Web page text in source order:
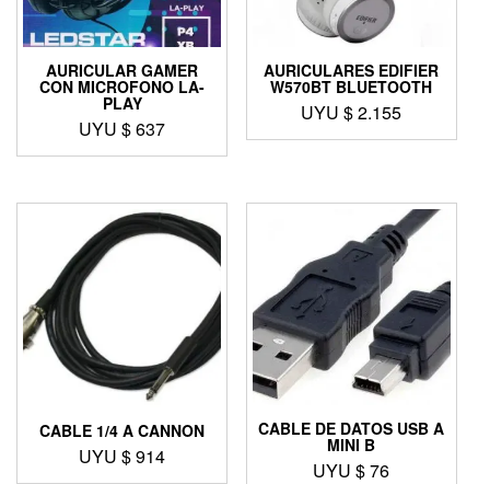
AURICULAR GAMER
CON MICROFONO LA-
PLAY
UYU $637
AURICULARES EDIFIER
W570BT BLUETOOTH
UYU $2.155
CABLE 1/4 A CANNON
UYU $914
CABLE DE DATOS USB A
MINI B
UYU $76